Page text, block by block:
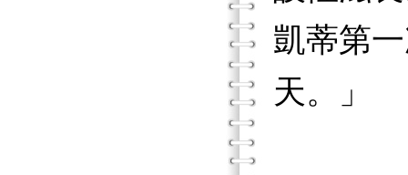
凱蒂第
天。」